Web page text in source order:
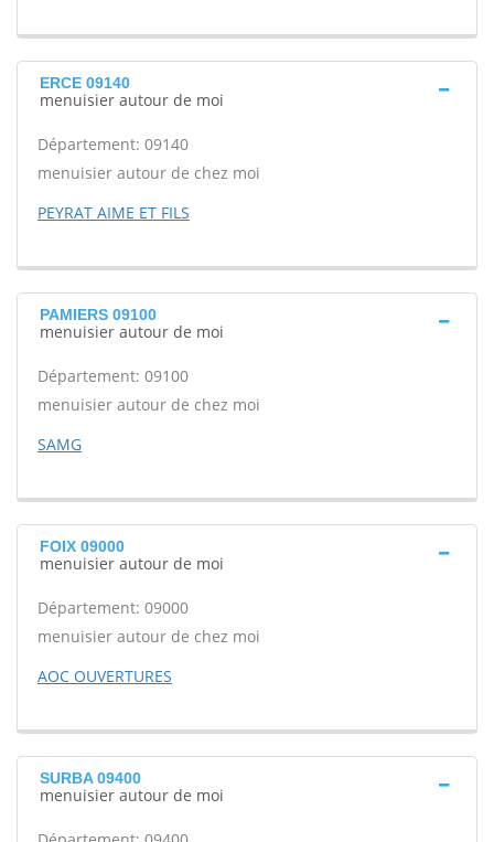
ERCE 09140
menuisier autour de moi
Département: 09140
menuisier autour de chez moi
PEYRAT AIME ET FILS
PAMIERS 09100
menuisier autour de moi
Département: 09100
menuisier autour de chez moi
SAMG
FOIX 09000
menuisier autour de moi
Département: 09000
menuisier autour de chez moi
AOC OUVERTURES
SURBA 09400
menuisier autour de moi